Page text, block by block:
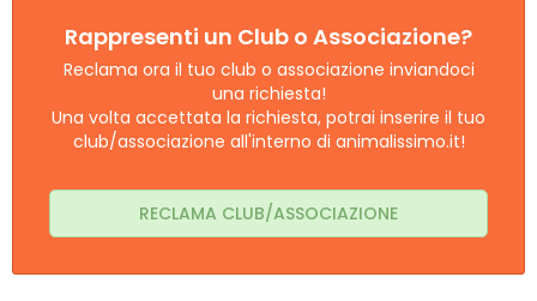
Rappresenti un Club o Associazione?
Reclama ora il tuo club o associazione inviandoci
una richiesta!
Una volta accettata la richiesta, potrai inserire il tuo
club/associazione all'interno di animalissimo.it!
RECLAMA CLUB/ASSOCIAZIONE